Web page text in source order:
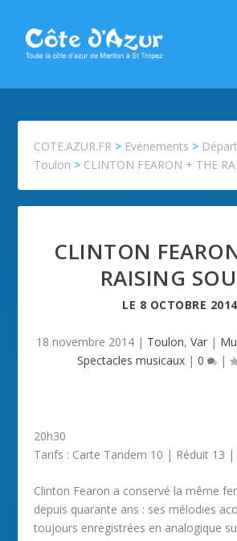
COTE.AZUR.FR > Evénements >
Toulon > CLINTON FEARON + THE
CLINTON
RAISING
LE 8 OCTOBRE 2014
18 novembre 2014 | Toulon, Var |
Spectacles musicaux | 0 |
20h30
Tarifs : Carte Tandem 10 | Réduit 13 |
Clinton Fearon a conservé la même
depuis quarante ans : ses mélodies
toujours enregistrées en analogique